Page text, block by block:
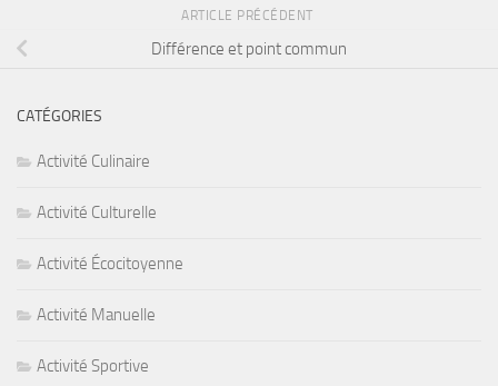
ARTICLE PRÉCÉDENT
Différence et point commun
CATÉGORIES
Activité Culinaire
Activité Culturelle
Activité Écocitoyenne
Activité Manuelle
Activité Sportive